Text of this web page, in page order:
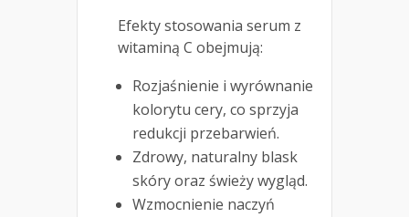
Efekty stosowania serum z
witaminą C obejmują:
Rozjaśnienie i wyrównanie
kolorytu cery, co sprzyja
redukcji przebarwień.
Zdrowy, naturalny blask
skóry oraz świeży wygląd.
Wzmocnienie naczyń